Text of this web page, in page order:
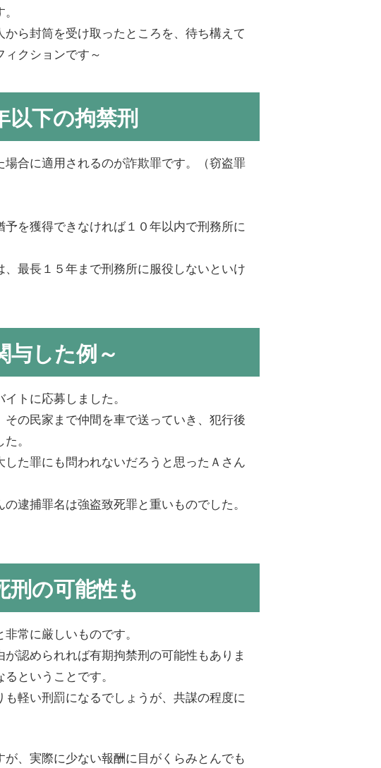
ら封筒を受け取ったところを、待ち構えて
クションです～
以下の拘禁刑
合に適用されるのが詐欺罪です。（窃盗罪
を獲得できなければ１０年以内で刑務所に
最長１５年まで刑務所に服役しないといけ
与した例～
トに応募しました。
の民家まで仲間を車で送っていき、犯行後
。
た罪にも問われないだろうと思ったＡさん
逮捕罪名は強盗致死罪と重いものでした。
刑の可能性も
常に厳しいものです。
認められれば有期拘禁刑の可能性もありま
ということです。
軽い刑罰になるでしょうが、共謀の程度に
、実際に少ない報酬に目がくらみとんでも